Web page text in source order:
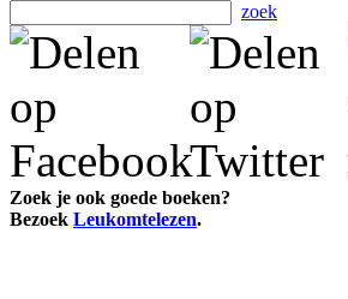
zoek
Zoek je ook goede boeken?
Bezoek Leukomtelezen.